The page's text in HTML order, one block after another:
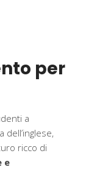
per
a
ricco di
e